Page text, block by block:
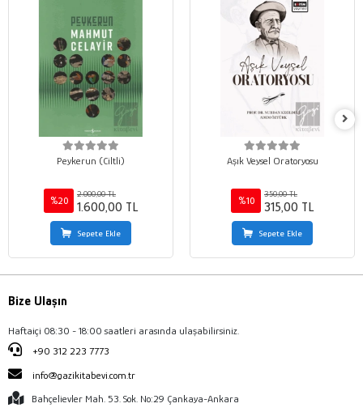
Peykerun (Ciltli)
%20
2.000,00 TL
1.600,00 TL
Sepete Ekle
Aşık Veysel Oratoryosu
%10
350,00 TL
315,00 TL
Sepete Ekle
Bize Ulaşın
Haftaiçi 08:30 - 18:00 saatleri arasında ulaşabilirsiniz.
+90 312 223 7773
info@gazikitabevi.com.tr
Bahçelievler Mah. 53. Sok. No:29 Çankaya-Ankara